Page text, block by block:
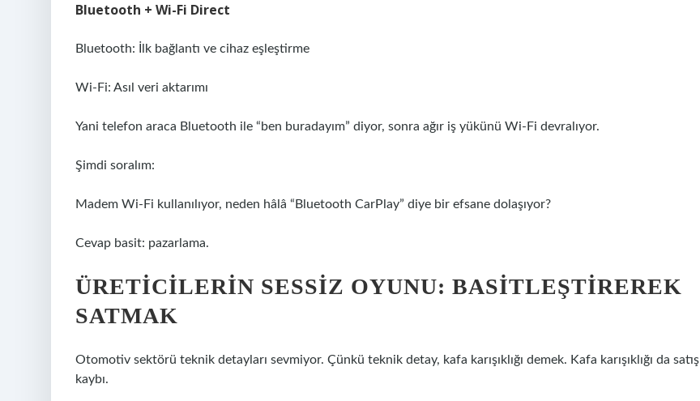
Bluetooth + Wi-Fi Direct
Bluetooth: İlk bağlantı ve cihaz eşleştirme
Wi-Fi: Asıl veri aktarımı
Yani telefon araca Bluetooth ile “ben buradayım” diyor, sonra ağır iş yükünü Wi-Fi devralıyor.
Şimdi soralım:
Madem Wi-Fi kullanılıyor, neden hâlâ “Bluetooth CarPlay” diye bir efsane dolaşıyor?
Cevap basit: pazarlama.
ÜRETICILERIN SESSIZ OYUNU: BASITLEŞTIREREK
SATMAK
Otomotiv sektörü teknik detayları sevmiyor. Çünkü teknik detay, kafa karışıklığı demek. Kafa karışıklığı da satış
kaybı.